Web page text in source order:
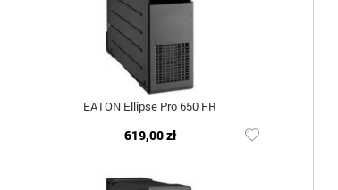
EATON Ellipse Pro 650 FR
619,00 zł